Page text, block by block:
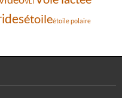
étoileétoile polaire